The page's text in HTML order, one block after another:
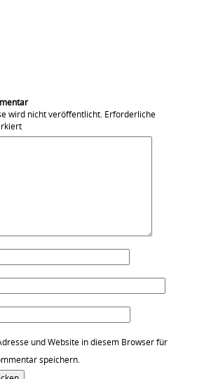
wird nicht veröffentlicht. Erforderliche
und Website in diesem Browser für
speichern.